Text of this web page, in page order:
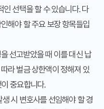
선택을 할 수 있습니다. 다
해야 할 주요 보장 항목들입
선고받았을 때 이를 대신 납
라 벌금 상한액이 정해져 있
중요합니다.
생 시 변호사를 선임해야 할 경